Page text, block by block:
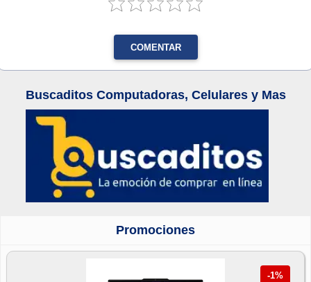
COMENTAR
Buscaditos Computadoras, Celulares y Mas
Promociones
-1%